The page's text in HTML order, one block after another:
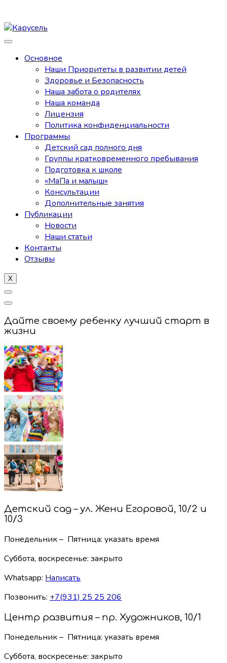
Основное
Наши Приоритеты в развитии детей
Здоровье и Безопасность
Наша забота о родителях
Наша команда
Лицензия
Политика конфиденциальности
Программы
Детский сад полного дня
Группы кратковременного пребывания
Подготовка к школе
«МаПа и малыш»
Консультации
Дополнительные занятия
Публикации
Новости
Наши статьи
Контакты
Отзывы
X
Дайте своему ребенку лучший старт в
жизни
Детский сад – ул. Жени Егоровой, 10/2 и
10/3
Понедельник – Пятница: указать время
Суббота, воскресенье: закрыто
Whatsapp: Написать
Позвонить: +7(931) 25 25 206
Центр развития – пр. Художников, 10/1
Понедельник – Пятница: указать время
Суббота, воскресенье: закрыто